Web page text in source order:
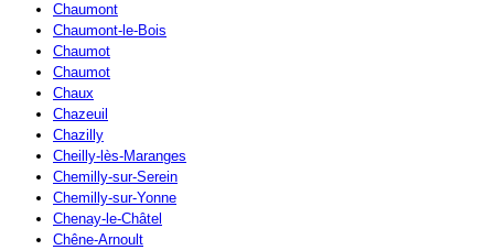
Chaumont
Chaumont-le-Bois
Chaumot
Chaumot
Chaux
Chazeuil
Chazilly
Cheilly-lès-Maranges
Chemilly-sur-Serein
Chemilly-sur-Yonne
Chenay-le-Châtel
Chêne-Arnoult